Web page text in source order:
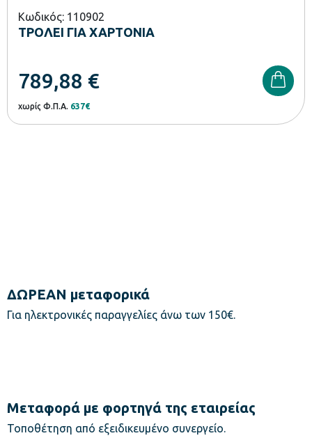
Κωδικός: 110902
ΤΡΟΛΕΙ ΓΙΑ ΧΑΡΤΟΝΙΑ
789,88 €
χωρίς Φ.Π.Α. 637€
ΔΩΡΕΑΝ μεταφορικά
Για ηλεκτρονικές παραγγελίες άνω των 150€.
Μεταφορά με φορτηγά της εταιρείας
Τοποθέτηση από εξειδικευμένο συνεργείο.